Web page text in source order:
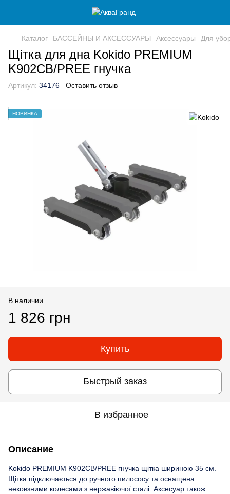
Каталог БАССЕЙНЫ И АКСЕССУАРЫ Аксессуары Для
Щітка для дна Kokido PREMIUM
K902CB/PREE гнучка
Артикул: 34176 Оставить отзыв
НОВИНКА
В наличии
1 826 грн
Купить
Быстрый заказ
В избранное
Описание
Kokido PREMIUM K902CB/PREE гнучка щітка шириною 35 см.
Щітка підключається до ручного пилососу та оснащена
нековзними колесами з нержавіючої сталі. Аксесуар також